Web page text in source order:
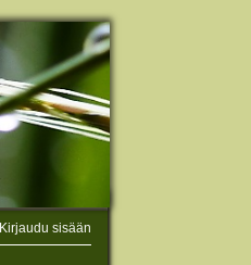
Kirjaudu sisään